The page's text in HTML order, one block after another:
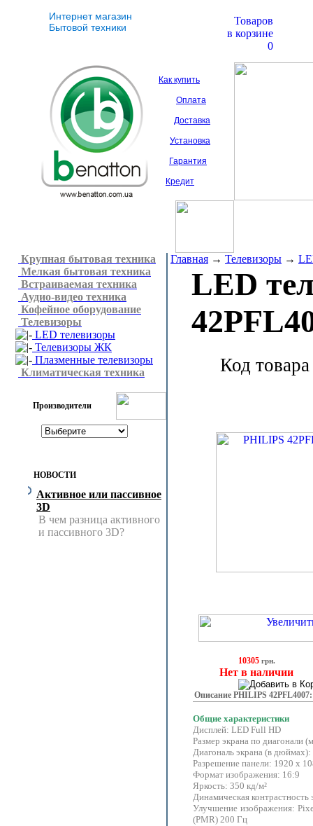
Интернет магазин
Бытовой техники
Товаров
в корзине
0
Как купить
Оплата
Доставка
Установка
Гарантия
Кредит
Крупная бытовая техника
Мелкая бытовая техника
Встраиваемая техника
Аудио-видео техника
Кофейное оборудование
Телевизоры
LED телевизоры
Телевизоры ЖК
Плазменные телевизоры
Климатическая техника
Производители
НОВОСТИ
Активное или пассивное
3D
В чем разница активного
и пассивного 3D?
Главная → Телевизоры →
LED
Код
10305грн.
Нет в наличии
Описание PHILIPS 42PFL4007:
Общие характеристики
Дисплей: LED Full HD
Размер экрана по диагонали
Диагональ экрана (в
Разрешение панели: 1920 x
Формат изображения: 16:9
Яркость: 350 кд/м²
Динамическая
Улучшение изображения:
(PMR) 200 Гц